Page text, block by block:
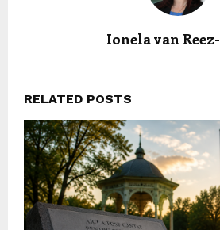
Ionela van
RELATED POSTS